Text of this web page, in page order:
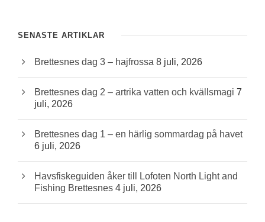
SENASTE ARTIKLAR
Brettesnes dag 3 – hajfrossa 8 juli, 2026
Brettesnes dag 2 – artrika vatten och kvällsmagi 7
juli, 2026
Brettesnes dag 1 – en härlig sommardag på havet
6 juli, 2026
Havsfiskeguiden åker till Lofoten North Light and
Fishing Brettesnes 4 juli, 2026